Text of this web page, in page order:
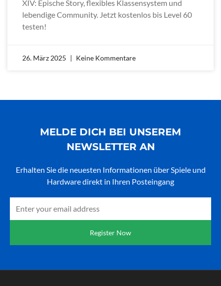
XIV: Epische Story, flexibles Klassensystem und
lebendige Community. Jetzt kostenlos bis Level 60
testen!
26. März 2025 Keine Kommentare
MELDE DICH BEI UNSEREM
NEWSLETTER AN
Erhalten Sie die neuesten Informationen über Spiele und
Hardware direkt in Ihren Posteingang
Register Now